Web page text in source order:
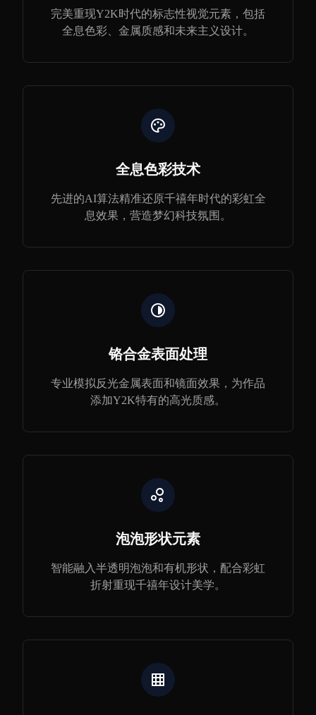
完美重现Y2K时代的标志性视觉元素，包括
全息色彩、金属质感和未来主义设计。
全息色彩技术
先进的AI算法精准还原千禧年时代的彩虹全
息效果，营造梦幻科技氛围。
铬合金表面处理
专业模拟反光金属表面和镜面效果，为作品
添加Y2K特有的高光质感。
泡泡形状元素
智能融入半透明泡泡和有机形状，配合彩虹
折射重现千禧年设计美学。